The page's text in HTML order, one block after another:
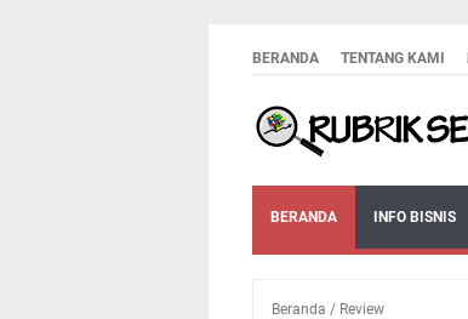
BERANDA TENTANG KAMI
BERANDA INFO BISNIS
Beranda / Review